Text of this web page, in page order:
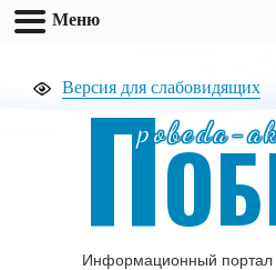
Версия для слабовидящих
pobeda-
П
Информационный портал
Меню